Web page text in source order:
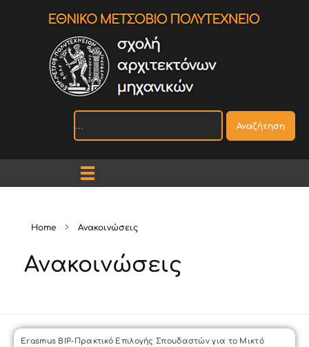
Αναζήτηση
Home Ανακοινώσεις
Ανακοινώσεις
Erasmus BIP-Πρακτικό Επιλογής Σπουδαστών για το Μικτό